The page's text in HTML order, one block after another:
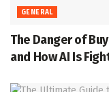
GENERAL
The Danger of
and How AI Is